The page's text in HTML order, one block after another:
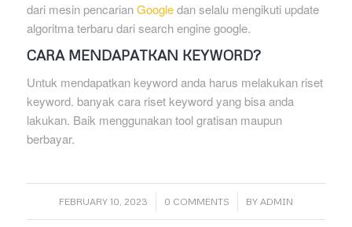
dari mesin pencarianGoogledan selalu mengikuti update
algoritma terbaru dari search engine google.
CARA MENDAPATKAN KEYWORD?
Untuk mendapatkan keyword anda harus melakukan riset
keyword. banyak cara riset keyword yang bisa anda
lakukan. Baik menggunakan tool gratisan maupun
berbayar.
FEBRUARY 10, 2023
/ 0 COMMENTS
/ BY ADMIN